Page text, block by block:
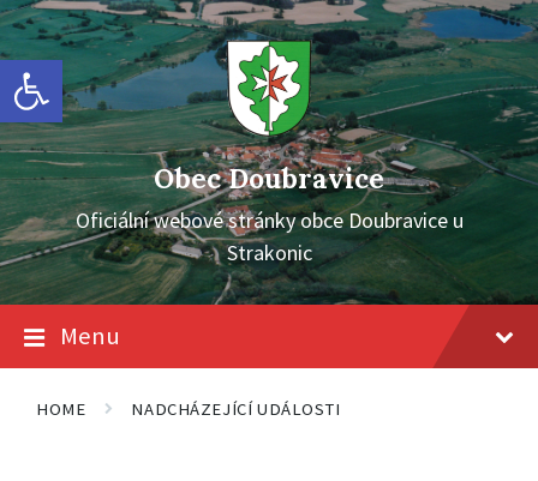
Open toolbar
Skip
to
content
Skip
to
main
navigation
Skip
to
footer
Obec Doubravice
Oficiální webové stránky obce Doubravice u
Strakonic
Menu
HOME NADCHÁZEJÍCÍ UDÁLOSTI